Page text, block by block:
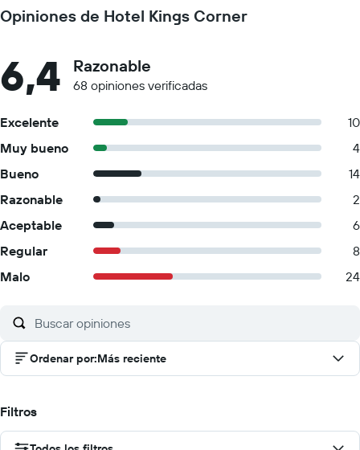
Opiniones de Hotel Kings Corner
6,4 Razonable
68 opiniones verificadas
Excelente
10
Muy bueno
4
Bueno
14
Razonable
2
Aceptable
6
Regular
8
Malo
24
Ordenar por:Más reciente
Filtros